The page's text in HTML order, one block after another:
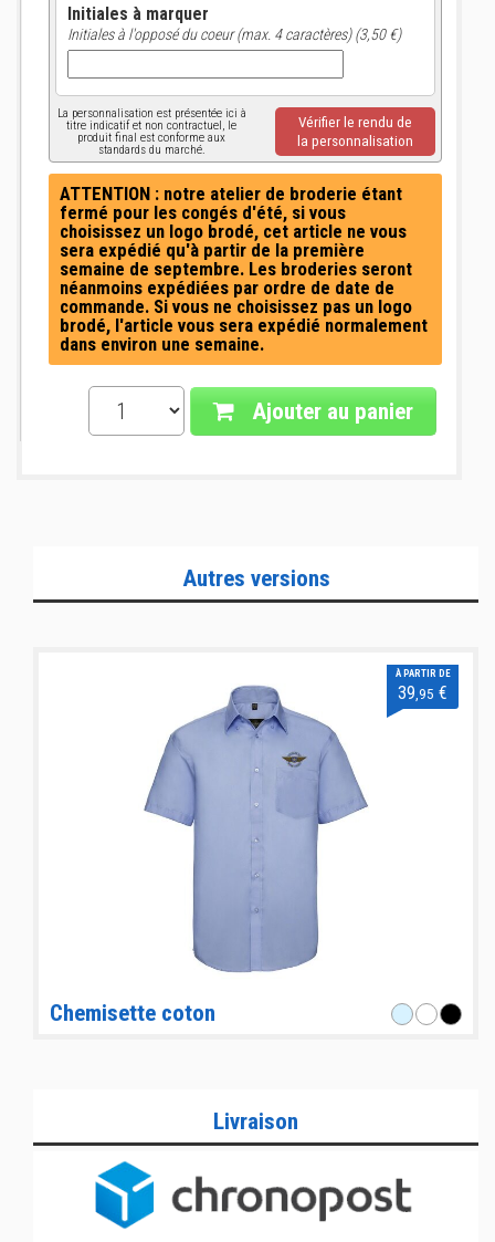
Initiales à marquer
Initiales à l'opposé du coeur (max. 4 caractères) (3,50 €)
La personnalisation est présentée ici à
titre indicatif et non contractuel, le
produit final est conforme aux
standards du marché.
Vérifier le rendu de
la personnalisation
ATTENTION : notre atelier de broderie étant
fermé pour les congés d'été, si vous
choisissez un logo brodé, cet article ne vous
sera expédié qu'à partir de la première
semaine de septembre. Les broderies seront
néanmoins expédiées par ordre de date de
commande. Si vous ne choisissez pas un logo
brodé, l'article vous sera expédié normalement
dans environ une semaine.
Ajouter au panier
Autres versions
À PARTIR DE
39 ,95 €
Chemisette coton
Livraison